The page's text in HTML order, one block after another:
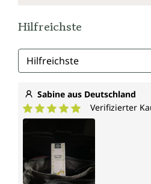
Hilfreichste
Sabine aus Deutschland
Durchschnittliche
Verifizierter